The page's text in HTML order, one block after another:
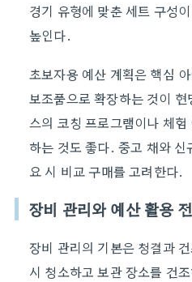
경기 유형에 맞춘 세트 구성
높인다.
초보자용 예산 계획은 핵심
보조품으로 확장하는 것이
스의 코칭 프로그램이나 체
하는 것도 좋다. 중고 채와
요 시 비교 구매를 고려한다.
장비 관리와 예산 활용
장비 관리의 기본은 청결과
시 청소하고 보관 장소를 건